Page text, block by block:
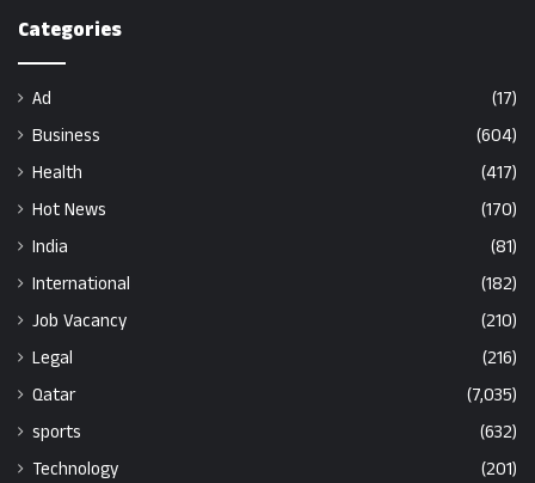
Categories
Ad
(17)
Business
(604)
Health
(417)
Hot News
(170)
India
(81)
International
(182)
Job Vacancy
(210)
Legal
(216)
Qatar
(7,035)
sports
(632)
Technology
(201)